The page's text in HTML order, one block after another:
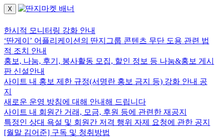
X
한시적 모니터링 강화 안내
‘딴게이’ 어플리케이션의 딴지그룹 콘텐츠 무단 도용 관련 법
적 조치 안내
홍보, 나눔, 후기, 봉사활동 모집, 할인 정보 등 나눔&홍보 게시
판 신설안내
사이트 내 홍보 제한 규정(서명란 홍보 금지 등) 강화 안내 공
지
새로운 운영 방침에 대해 안내해 드립니다
사이트 내 회원간 거래, 모금, 후원 등에 관련한 재공지
특정인 상대 욕설 및 회원간 저격 행위 자제 요청에 관한 공지
[월말 김어준] 구독 및 청취방법